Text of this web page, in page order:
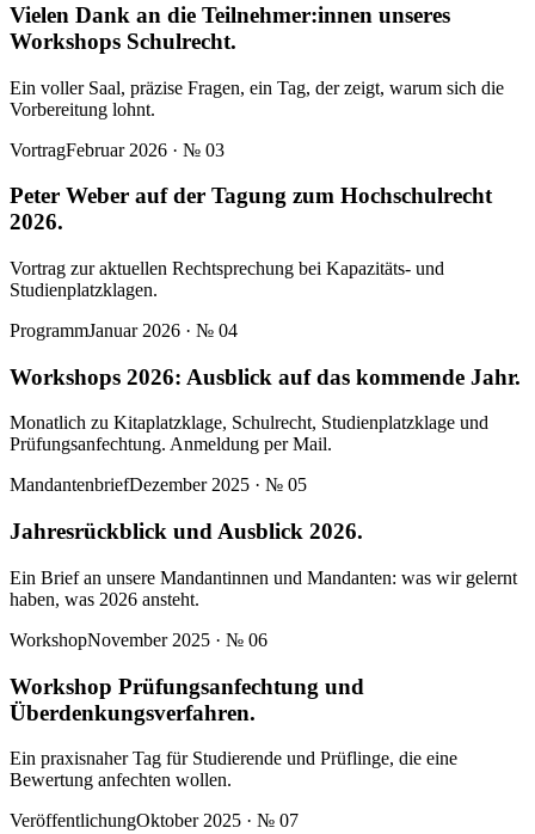
Vielen Dank an die Teilnehmer:innen unseres
Workshops Schulrecht.
Ein voller Saal, präzise Fragen, ein Tag, der zeigt, warum sich die
Vorbereitung lohnt.
VortragFebruar 2026 · № 03
Peter Weber auf der Tagung zum Hochschulrecht
2026.
Vortrag zur aktuellen Rechtsprechung bei Kapazitäts- und
Studienplatzklagen.
ProgrammJanuar 2026 · № 04
Workshops 2026: Ausblick auf das kommende Jahr.
Monatlich zu Kitaplatzklage, Schulrecht, Studienplatzklage und
Prüfungsanfechtung. Anmeldung per Mail.
MandantenbriefDezember 2025 · № 05
Jahresrückblick und Ausblick 2026.
Ein Brief an unsere Mandantinnen und Mandanten: was wir gelernt
haben, was 2026 ansteht.
WorkshopNovember 2025 · № 06
Workshop Prüfungsanfechtung und
Überdenkungsverfahren.
Ein praxisnaher Tag für Studierende und Prüflinge, die eine
Bewertung anfechten wollen.
VeröffentlichungOktober 2025 · № 07